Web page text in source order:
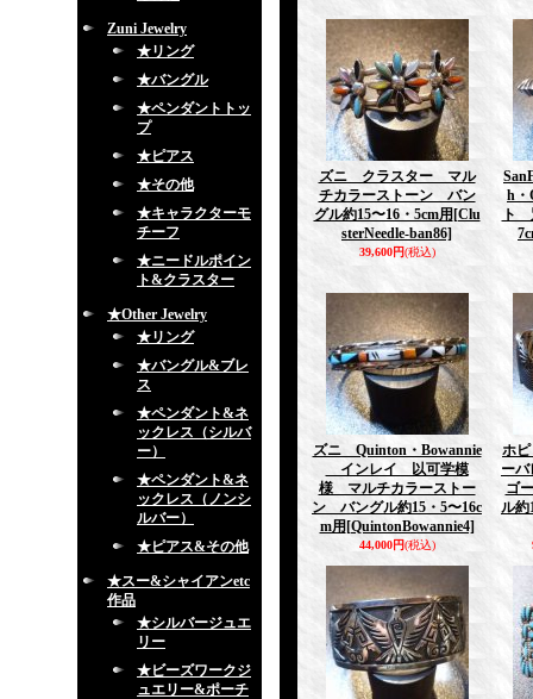
Zuni Jewelry
★リング
★バングル
★ペンダントトッ
プ
★ピアス
★その他
★キャラクターモ
チーフ
★ニードルポイン
ト&クラスター
★Other Jewelry
★リング
★バングル&ブレ
ス
★ペンダント&ネ
ックレス（シルバ
ー）
★ペンダント&ネ
ックレス（ノンシ
ルバー）
★ピアス&その他
★スー&シャイアンetc
作品
★シルバージュエ
リー
★ビーズワークジ
ュエリー&ポーチ
ズニ クラスター マル
チカラーストーン バン
グル約15〜16・5cm用 [Clu
sterNeedle-ban86]
39,600円(税込)
h
ト
ズニ Quinton・Bowannie
インレイ 以可学模
様 マルチカラーストー
ン バングル約15・5〜16c
m用 [QuintonBowannie4]
44,000円(税込)
ホ
ー
ゴ
ル約